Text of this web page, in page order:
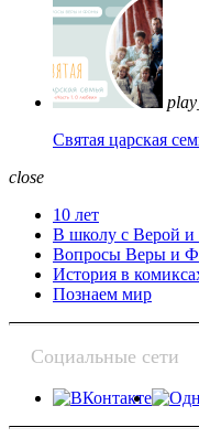
Святая царская
close
10 лет
В школу с Верой
Вопросы Веры и
История в
Познаем мир
Социальные сети